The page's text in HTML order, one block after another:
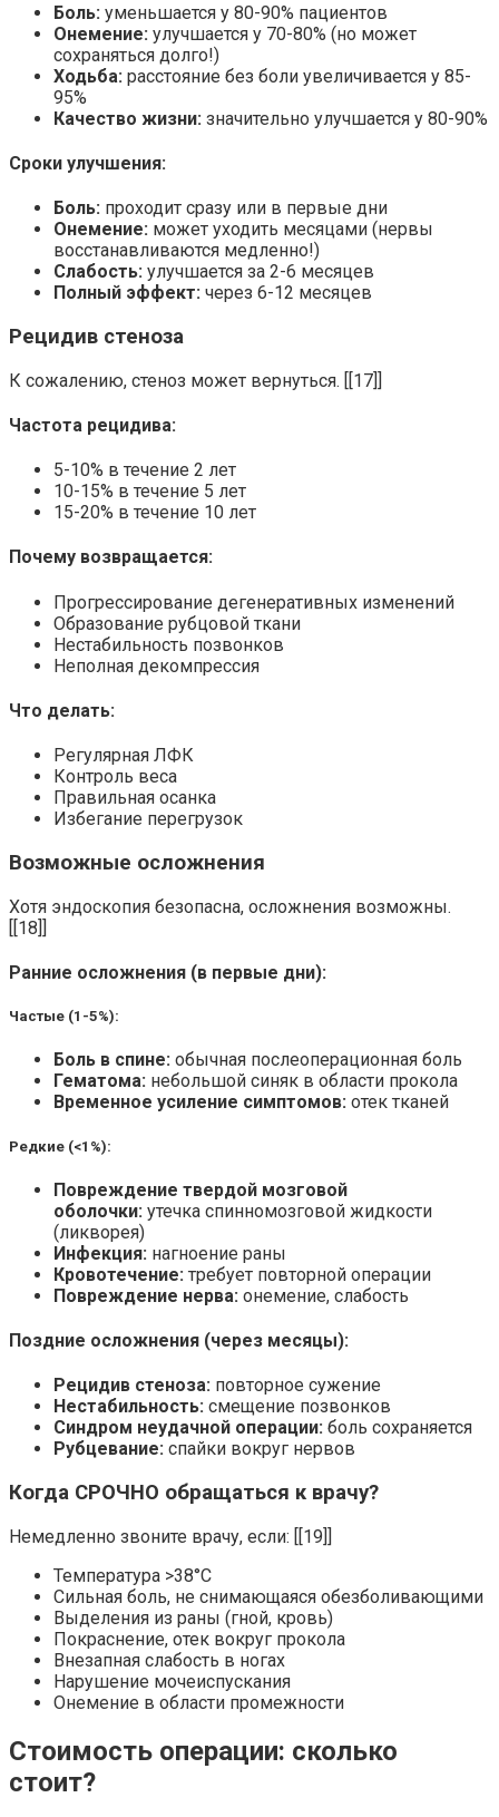
Боль: уменьшается у 80-90% пациентов
Онемение: улучшается у 70-80% (но может
сохраняться долго!)
Ходьба: расстояние без боли увеличивается у 85-
95%
Качество жизни: значительно улучшается у 80-90%
Сроки улучшения:
Боль: проходит сразу или в первые дни
Онемение: может уходить месяцами (нервы
восстанавливаются медленно!)
Слабость: улучшается за 2-6 месяцев
Полный эффект: через 6-12 месяцев
Рецидив стеноза
К сожалению, стеноз может вернуться. [[17]]
Частота рецидива:
5-10% в течение 2 лет
10-15% в течение 5 лет
15-20% в течение 10 лет
Почему возвращается:
Прогрессирование дегенеративных изменений
Образование рубцовой ткани
Нестабильность позвонков
Неполная декомпрессия
Что делать:
Регулярная ЛФК
Контроль веса
Правильная осанка
Избегание перегрузок
Возможные осложнения
Хотя эндоскопия безопасна, осложнения возможны.
[[18]]
Ранние осложнения (в первые дни):
Частые (1-5%):
Боль в спине: обычная послеоперационная боль
Гематома: небольшой синяк в области прокола
Временное усиление симптомов: отек тканей
Редкие (<1%):
Повреждение твердой мозговой
оболочки: утечка спинномозговой жидкости
(ликворея)
Инфекция: нагноение раны
Кровотечение: требует повторной операции
Повреждение нерва: онемение, слабость
Поздние осложнения (через месяцы):
Рецидив стеноза: повторное сужение
Нестабильность: смещение позвонков
Синдром неудачной операции: боль сохраняется
Рубцевание: спайки вокруг нервов
Когда СРОЧНО обращаться к врачу?
Немедленно звоните врачу, если: [[19]]
Температура >38°C
Сильная боль, не снимающаяся обезболивающими
Выделения из раны (гной, кровь)
Покраснение, отек вокруг прокола
Внезапная слабость в ногах
Нарушение мочеиспускания
Онемение в области промежности
Стоимость операции: сколько
стоит?